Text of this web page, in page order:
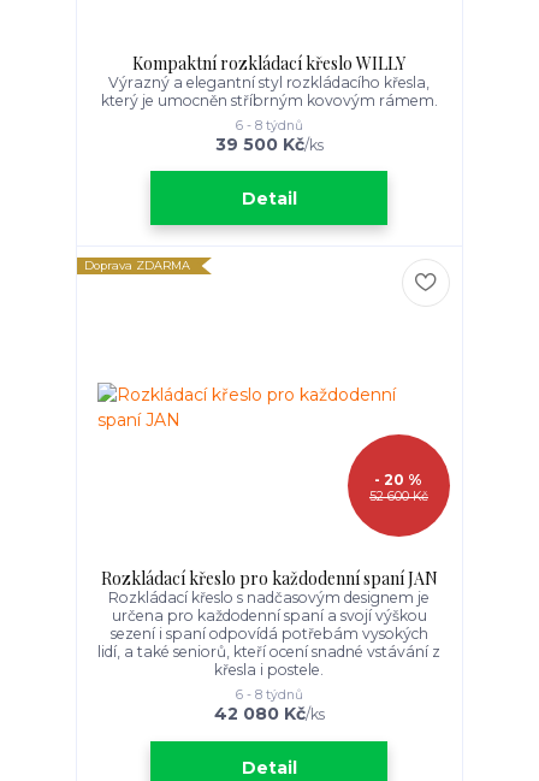
Kompaktní rozkládací křeslo WILLY
Výrazný a elegantní styl rozkládacího křesla,
který je umocněn stříbrným kovovým rámem.
39 500 Kč/ks
6 - 8 týdnů
Detail
Doprava ZDARMA
52 600 Kč
- 20 %
Rozkládací křeslo pro každodenní spaní JAN
Rozkládací křeslo s nadčasovým designem je
určena pro každodenní spaní a svojí výškou
sezení i spaní odpovídá potřebám vysokých
lidí, a také seniorů, kteří ocení snadné vstávání z
křesla i postele.
42 080 Kč/ks
6 - 8 týdnů
Detail